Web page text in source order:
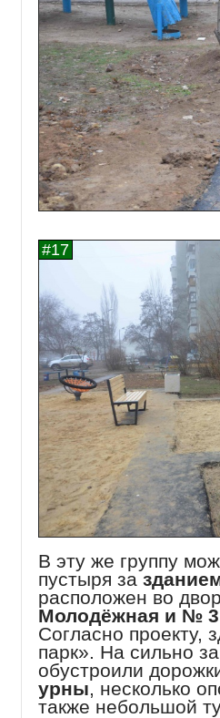
В эту же группу
пустыря за
расположен во
Молодёжная и № 3
Согласно проекту,
парк». На сильно
обустроили
урны, несколько
также небольшой